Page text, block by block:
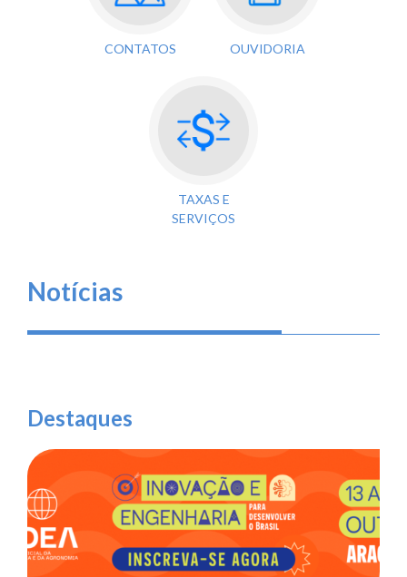
CONTATOS OUVIDORIA
TAXAS E
SERVIÇOS
Notícias
Destaques